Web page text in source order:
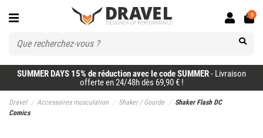
SUMMER DAYS 15% de réduction avec le code SUMMER- Livraison
offerte en 24/48h dès 69,90 € !
0
Dravel Accessoires musculation Shaker / Gourde
Shaker Flash DC
Comics